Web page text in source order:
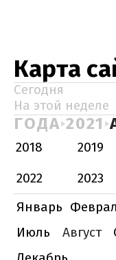
Карта
Сегодня
На этой неделе
ГОДА 2021
2018 2019
2022
2023
Январь
Июль
Август